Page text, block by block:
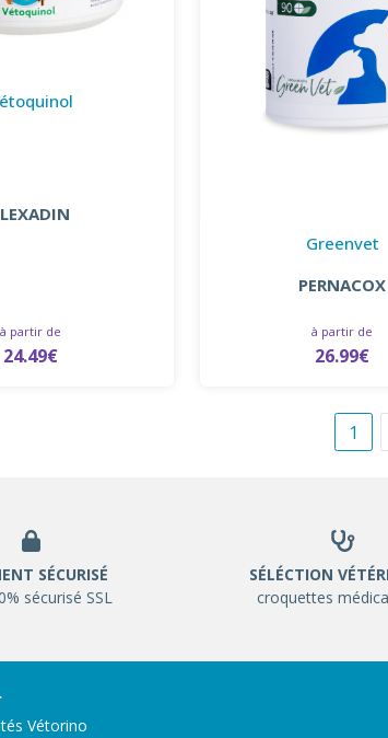
à partir de
24.49€
Greenvet
PERNACOX
à partir de
26.99€
1
SÉCURISÉ
sécurisé SSL
SÉLÉCTION
croquettes
Vétorino